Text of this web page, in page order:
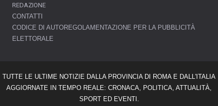
REDAZIONE
CONTATTI
CODICE DI AUTOREGOLAMENTAZIONE PER LA PUBBLICITÀ
ELETTORALE
TUTTE LE ULTIME NOTIZIE DALLA PROVINCIA DI ROMA E DALL'ITALIA
AGGIORNATE IN TEMPO REALE: CRONACA, POLITICA, ATTUALITÀ,
SPORT ED EVENTI.